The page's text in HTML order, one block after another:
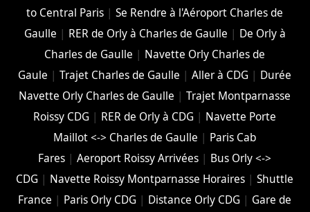
to Central Paris |Se Rendre à l'Aéroport Charles de
Gaulle | RER de Orly à Charles de Gaulle | De Orly à
Charles de Gaulle | Navette Orly Charles de
Gaule |Trajet Charles de Gaulle |Aller à CDG | Durée
Navette Orly Charles de Gaulle |Trajet Montparnasse
Roissy CDG | RER de Orly à CDG | Navette Porte
Maillot <-> Charles de Gaulle | Paris Cab
Fares |Aeroport Roissy Arrivées | Bus Orly <->
CDG | Navette Roissy Montparnasse Horaires |Shuttle
France | Paris Orly CDG | Distance Orly CDG | Gare de